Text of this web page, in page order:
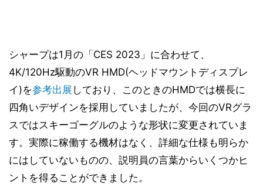
シャープは1月の「CES 2023」に合わせて、
4K/120Hz駆動のVR HMD(ヘッドマウントディスプレ
イ)を参考出展 しており、このときのHMDでは横長に
四角いデザインを採用していましたが、今回のVRグラ
スではスキーゴーグルのような形状に変更されていま
す。実際に稼働する機材はなく、詳細な仕様も明らか
にはしていないものの、説明員の言葉からいくつかヒ
ントを得ることができました。